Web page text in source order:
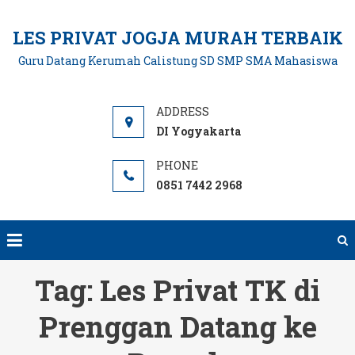
content
LES PRIVAT JOGJA MURAH TERBAIK
Guru Datang Kerumah Calistung SD SMP SMA Mahasiswa
DI Yogyakarta
0851 7442 2968
Tag: Les Privat TK di
Prenggan Datang ke